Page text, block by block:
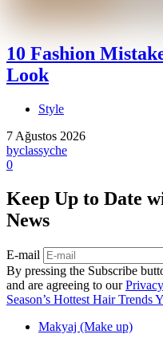
10 Fashion
Look
Style
7 Ağustos 2026
byclassyche
0
Keep Up to Date
News
E-mail
By pressing the Subscribe
and are agreeing to our
Season’s Hottest Hair Trends
Makyaj (Make up)